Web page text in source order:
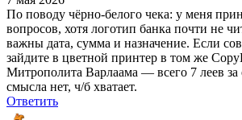
По поводу чёрно-белого чека: у меня
вопросов, хотя логотип банка почти не
важны дата, сумма и назначение. Если
зайдите в цветной принтер в том же
Митрополита Варлаама — всего 7 леев за
смысла нет, ч/б хватает.
Ответить